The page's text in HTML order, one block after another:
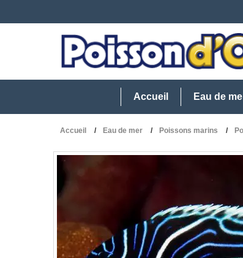
Accueil Eau de
Accueil Eau de mer Poissons marins